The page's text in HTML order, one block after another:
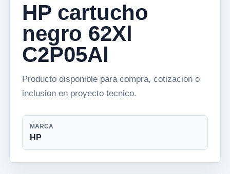
HP cartucho
negro 62Xl
C2P05Al
Producto disponible para compra, cotizacion o
inclusion en proyecto tecnico.
MARCA
HP